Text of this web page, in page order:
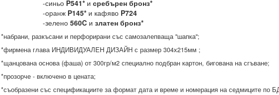
-синьо P541*и сребърен бронз*
-оранж P145*и кафяво P724
-зелено 560Cи златен бронз*
разкъсани и перфорирани със самозалепваща "шапка";
глава ИНДИВИДУАЛЕН ДИЗАЙН с размер 304х215мм ;
основа (фаша) от 300гр/м2 специално подбран картон, бигована на сгъване;
- включено в цената;
със спецификациите за формат дата и време и номерация на седмиците по